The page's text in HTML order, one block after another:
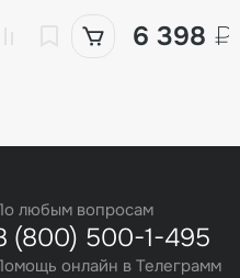
6 398 ₽
любым вопросам
(800) 500-1-495
онлайн в Телеграмм